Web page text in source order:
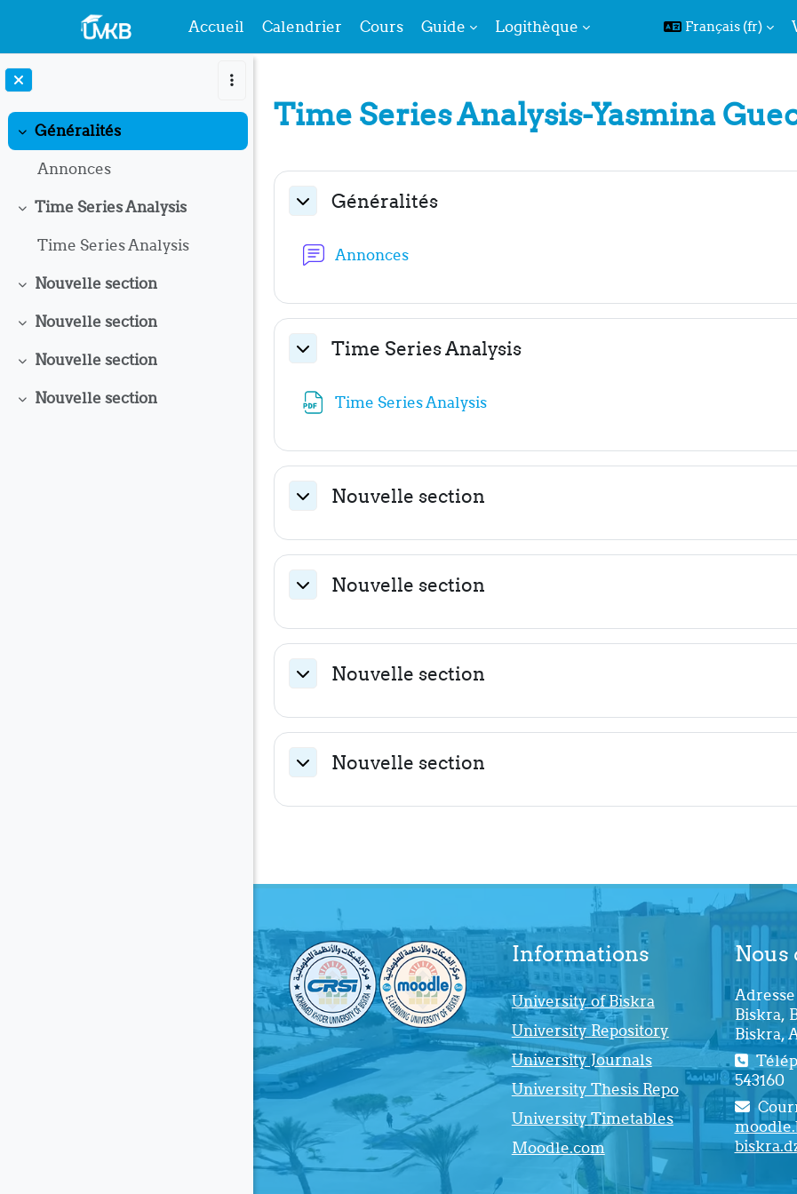
Passer au contenu principal
Accueil Calendrier Cours Guide Logithèque Français ‎(fr)‎
Replier
Généralités
Annonces
Replier
Time Series Analysis
Time Series Analysis
Replier
Nouvelle section
Replier
Nouvelle section
Replier
Nouvelle section
Replier
Nouvelle section
Time Series Analysis-Yasmina
Résumé de section
Replier
Généralités
Annonces
Replier
Time Series Analysis
Time Series Analysis
Replier
Nouvelle section
Replier
Nouvelle section
Replier
Nouvelle section
Replier
Nouvelle section
Informations
University of Biskra
University Repository
University Journals
University Thesis Repo
University Timetables
Moodle.com
Nous
Biskra,
Biskra,
543160